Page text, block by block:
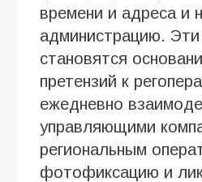
времени и адреса и
администрацию. Эти
становятся
претензий к
ежедневно
управляющими
региональным
фотофиксацию и